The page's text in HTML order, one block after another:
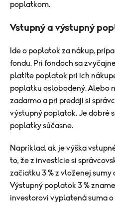
poplatkom.
Vstupný a výstupný
Ide o poplatok za nákup,
fondu. Pri fondoch sa
platíte poplatok pri ich
poplatku oslobodený. Alebo
zadarmo a pri predaji si
výstupný poplatok. Je dobré
poplatky súčasne.
Napríklad, ak je výška
to, že z investície si
začiatku 3 % z vloženej sumy
Výstupný poplatok 3 %
investorovi vyplatená suma o